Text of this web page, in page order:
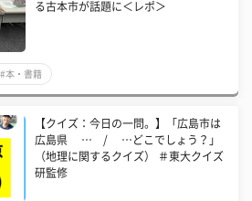
る古本市が話題に＜レポ＞
#本・書籍
【クイズ：今日の一問。】「広島市は
広島県 … / …どこでしょう？」
（地理に関するクイズ） ＃東大クイズ
研監修